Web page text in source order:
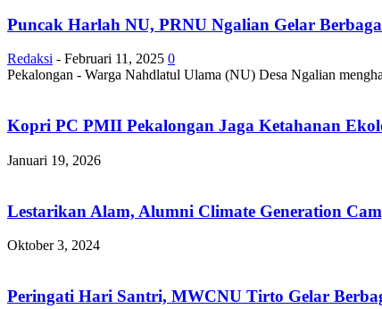
Puncak Harlah NU, PRNU Ngalian Gelar
Redaksi - Februari 11, 2025 0
Pekalongan - Warga Nahdlatul Ulama (NU) Desa Ngalian
Kopri PC PMII Pekalongan Jaga Ketahanan
Januari 19, 2026
Lestarikan Alam, Alumni Climate Generation
Oktober 3, 2024
Peringati Hari Santri, MWCNU Tirto Gelar